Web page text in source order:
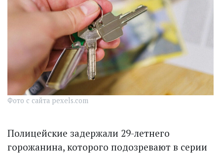
Фото с сайта pexels.com
Полицейские задержали 29-летнего
горожанина, которого подозревают в серии